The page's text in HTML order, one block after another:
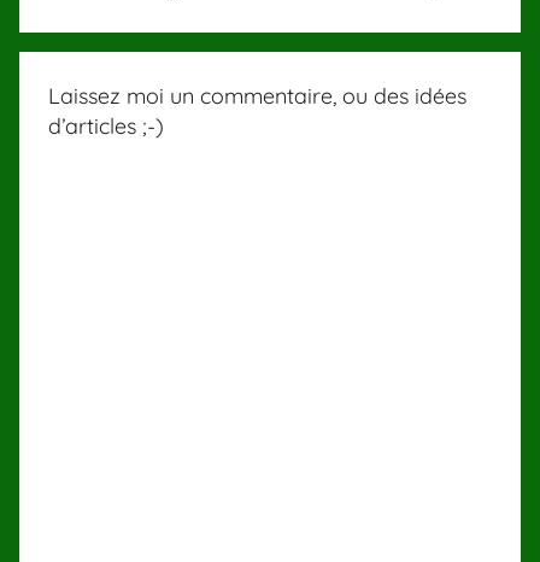
Laissez moi un commentaire, ou des idées
d’articles ;-)